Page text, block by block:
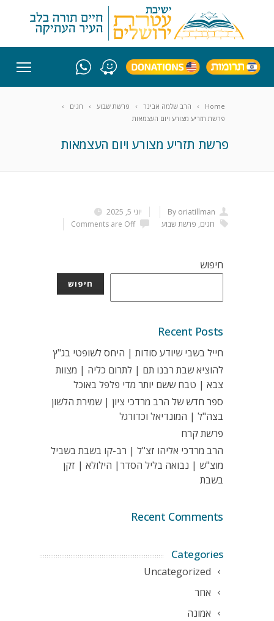
Home הרב שלמה אבינר פרשת שבוע
חגים
פרשת תזריע מצורע ויום העצמאות
פרשת תזריע מצורע ויום העצמאות
יוני 5, 2025
By oriatillman
Comments are Off
חגים, פרשת שבוע
חיפוש
חיפוש
Recent Posts
חייל בשבי שיודע סודות | היחס לשופטי בג"ץ
להוציא שבת רבנו תם | לתרום כליה | מצוות
צבא | טבח ששם יותר מדי פלפל באוכל
ספר חדש של הרב מרדכי ציון | שמירת הלשון
בצה"ל | המונדיאל וכדורגל
פרשת קרח
הרב מרדכי אליהו זצ"ל | רב-קו בשבת בשביל
מוצ"ש | נבואה בליל הסדר| הילולא | זקן
בשבת
Recent Comments
Categories
Uncategorized
אחר
אמונה